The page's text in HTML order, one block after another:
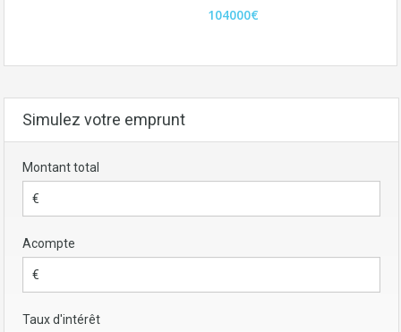
104000€
Simulez votre emprunt
Montant total
Acompte
Taux d'intérêt